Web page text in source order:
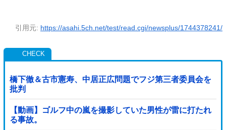
引用元: https://asahi.5ch.net/test/read.cgi/newsplus/1744378241/
橋下徹＆古市憲寿、中居正広問題でフジ第三者委員会を
批判
【動画】ゴルフ中の嵐を撮影していた男性が雷に打たれ
る事故。